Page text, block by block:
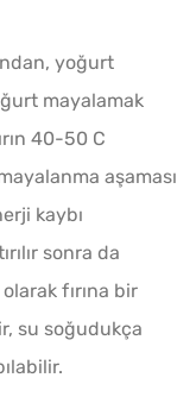
yoğurt
mayalamak
40-50 C
aşaması
kaybı
sonra da
fırına bir
su soğudukça